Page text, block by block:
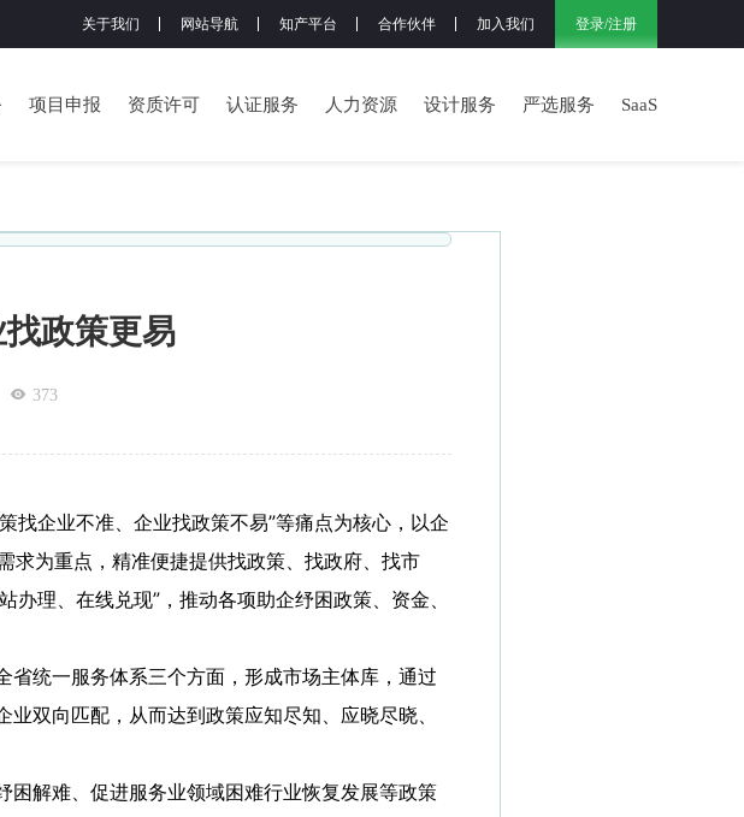
关于我们 网站导航 知产平台 合作伙伴 加入我们 登录/注册
项目申报 资质许可 认证服务 人力资源 设计服务 严选服务 SaaS
政策更易
373
企业不准、企业找政策不易”等痛点为核心，以企
求为重点，精准便捷提供找政策、找政府、找市
理、在线兑现”，推动各项助企纾困政策、资金、
统一服务体系三个方面，形成市场主体库，通过
双向匹配，从而达到政策应知尽知、应晓尽晓、
解难、促进服务业领域困难行业恢复发展等政策